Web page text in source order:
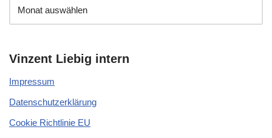
Vinzent Liebig intern
Impressum
Datenschutzerklärung
Cookie Richtlinie EU